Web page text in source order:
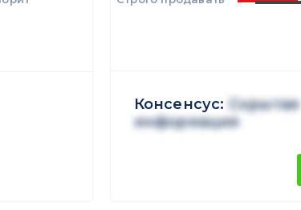
Консенсус:
Скрытая
информация